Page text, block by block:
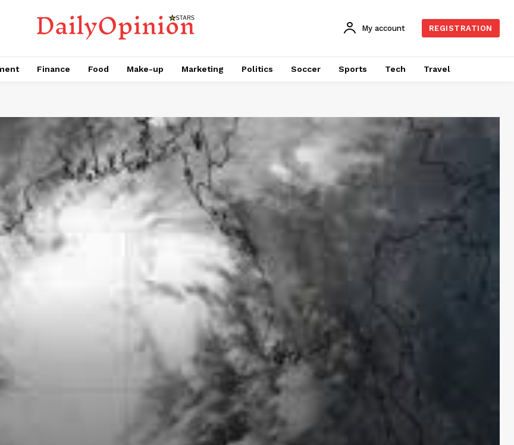
My account REGISTRATION
Finance Food Make-up Marketing Politics Soccer Sports Tech Travel